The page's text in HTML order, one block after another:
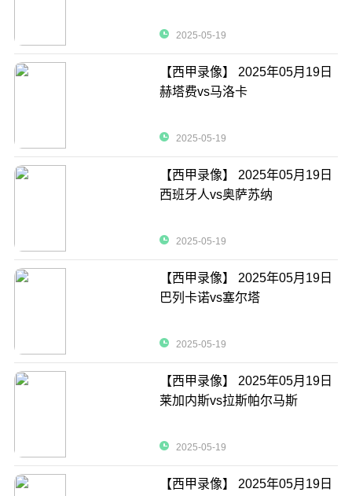
2025-05-19
【西甲录像】 2025年05月19日
赫塔费vs马洛卡
2025-05-19
【西甲录像】 2025年05月19日
西班牙人vs奥萨苏纳
2025-05-19
【西甲录像】 2025年05月19日
巴列卡诺vs塞尔塔
2025-05-19
【西甲录像】 2025年05月19日
莱加内斯vs拉斯帕尔马斯
2025-05-19
【西甲录像】 2025年05月19日